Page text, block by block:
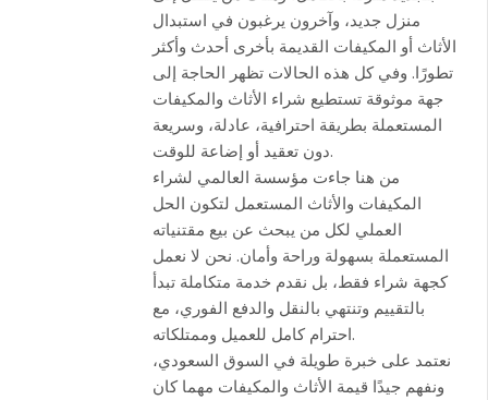
منزل جديد، وآخرون يرغبون في استبدال
الأثاث أو المكيفات القديمة بأخرى أحدث وأكثر
تطورًا. وفي كل هذه الحالات تظهر الحاجة إلى
جهة موثوقة تستطيع شراء الأثاث والمكيفات
المستعملة بطريقة احترافية، عادلة، وسريعة
دون تعقيد أو إضاعة للوقت.
من هنا جاءت مؤسسة العالمي لشراء
المكيفات والأثاث المستعمل لتكون الحل
العملي لكل من يبحث عن بيع مقتنياته
المستعملة بسهولة وراحة وأمان. نحن لا نعمل
كجهة شراء فقط، بل نقدم خدمة متكاملة تبدأ
بالتقييم وتنتهي بالنقل والدفع الفوري، مع
احترام كامل للعميل وممتلكاته.
نعتمد على خبرة طويلة في السوق السعودي،
ونفهم جيدًا قيمة الأثاث والمكيفات مهما كان